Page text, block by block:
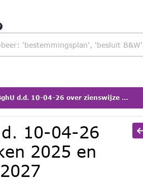
over zienswijze jaarstukken 2025 en Ontwerpbegroting BghU 2027
10-04-26
2025 en